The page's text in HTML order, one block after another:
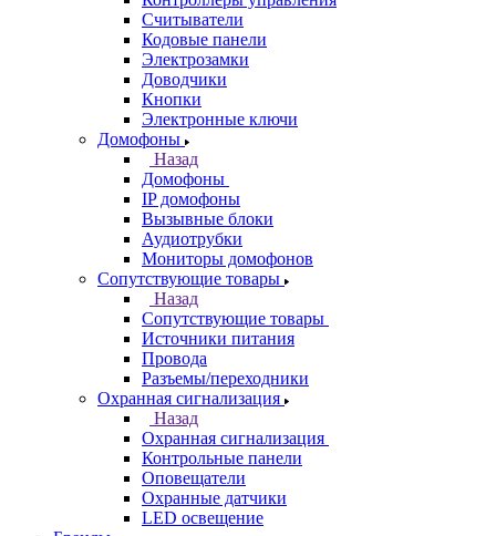
Считыватели
Кодовые панели
Электрозамки
Доводчики
Кнопки
Электронные ключи
Домофоны
Назад
Домофоны
IP домофоны
Вызывные блоки
Аудиотрубки
Мониторы домофонов
Сопутствующие товары
Назад
Сопутствующие товары
Источники питания
Провода
Разъемы/переходники
Охранная сигнализация
Назад
Охранная сигнализация
Контрольные панели
Оповещатели
Охранные датчики
LED освещение